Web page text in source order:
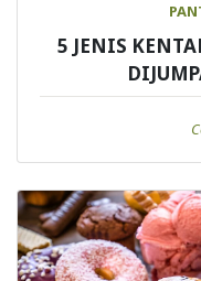
5 JENIS